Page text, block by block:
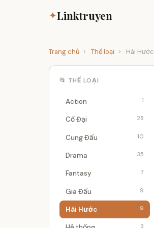
✦Linktruyen
Trang chủ › Thể loại › Hài Hước
📂 THỂ LOẠI
Action 1
Cổ Đại 28
Cung Đấu 10
Drama 35
Fantasy 7
Gia Đấu 9
Hài Hước 9
3